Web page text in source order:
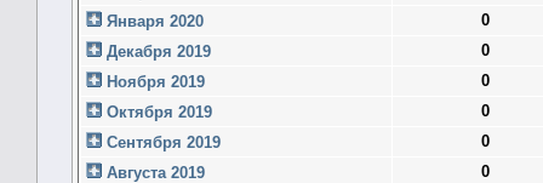
Января 2020
0
Декабря 2019
0
Ноября 2019
0
Октября 2019
0
Сентября 2019
0
Августа 2019
0